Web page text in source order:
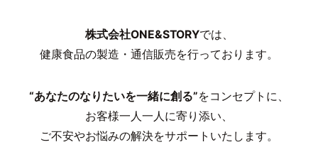
株式会社ONE&STORYでは、
健康食品の製造・通信販売を行っております。
“あなたのなりたいを一緒に創る”をコンセプトに、
お客様一人一人に寄り添い、
ご不安やお悩みの解決をサポートいたします。